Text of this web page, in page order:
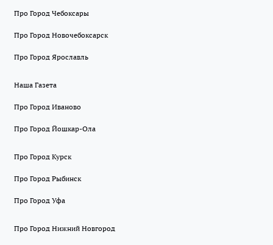
Про Город Чебоксары
Про Город Новочебоксарск
Про Город Ярославль
Наша Газета
Про Город Иваново
Про Город Йошкар-Ола
Про Город Курск
Про Город Рыбинск
Про Город Уфа
Про Город Нижний Новгород